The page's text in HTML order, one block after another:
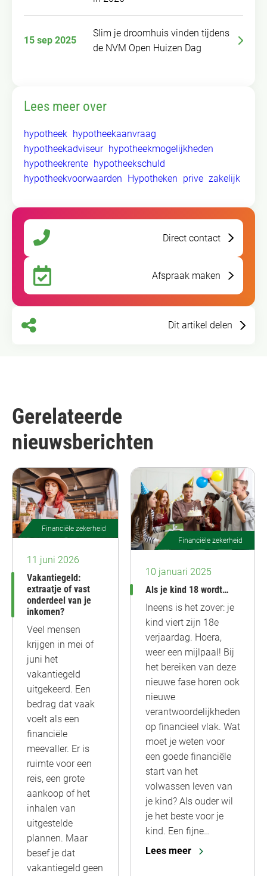
15 sep 2025
Slim je droomhuis vinden tijdens
de NVM Open Huizen Dag
Lees meer over
hypotheek hypotheekaanvraag
hypotheekadviseur hypotheekmogelijkheden
hypotheekrente hypotheekschuld
hypotheekvoorwaarden Hypotheken prive zakelijk
Direct contact
Afspraak maken
Dit artikel delen
Gerelateerde
nieuwsberichten
Financiële zekerheid
11 juni 2026
Vakantiegeld:
extraatje of vast
onderdeel van je
inkomen?
Veel mensen
krijgen in mei of
juni het
vakantiegeld
uitgekeerd. Een
bedrag dat vaak
voelt als een
financiële
meevaller. Er is
ruimte voor een
reis, een grote
aankoop of het
inhalen van
uitgestelde
plannen. Maar
besef je dat
vakantiegeld geen
Financiële zekerheid
10 januari 2025
Als je kind 18 wordt…
Ineens is het zover: je
kind viert zijn 18e
verjaardag. Hoera,
weer een mijlpaal! Bij
het bereiken van deze
nieuwe fase horen ook
nieuwe
verantwoordelijkheden
op financieel vlak. Wat
moet je weten voor
een goede financiële
start van het
volwassen leven van
je kind? Als ouder wil
je het beste voor je
kind. Een fijne…
Lees meer